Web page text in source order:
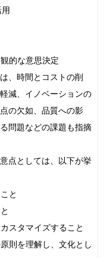
的な意思決定
、時間とコストの削
減、イノベーションの
の欠如、品質への影
問題などの課題も指摘
点としては、以下が挙
と
スタマイズすること
則を理解し、文化とし